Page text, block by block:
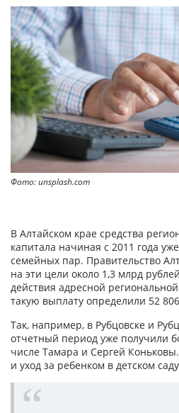
Фото: unsplash.com
В Алтайском крае средства
капитала начиная с 2011 года
семейных пар. Правительство
на эти цели около 1,3 млрд
действия адресной
такую выплату определили 52
Так, например, в Рубцовске и
отчетный период уже получили
числе Тамара и Сергей
и уход за ребенком в детском